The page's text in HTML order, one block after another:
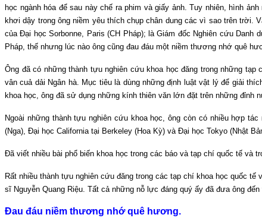
học ngành hóa để sau này chế ra phim và giấy ảnh. Tuy nhiên, hình
khơi dậy trong ông niềm yêu thích chụp chân dung các vì sao trên
của Đại học Sorbonne, Paris (CH Pháp); là Giám đốc Nghiên cứu
Pháp, thế nhưng lúc nào ông cũng đau đáu một niềm thương nhớ quê
Ông đã có những thành tựu nghiên cứu khoa học đăng trong những
vân cuả dải Ngân hà. Mục tiêu là dùng những định luật vật lý để giải
khoa học, ông đã sử dụng những kính thiên văn lớn đặt trên những đỉnh
Ngoài những thành tựu nghiên cứu khoa học, ông còn có nhiều hợp
(Nga), Đại học California tại Berkeley (Hoa Kỳ) và Đại học Tokyo (Nhật
Đã viết nhiều bài phổ biến khoa học trong các báo và tạp chí quốc tế và
Rất nhiều thành tựu nghiên cứu đăng trong các tạp chí khoa học quốc
sĩ Nguyễn Quang Riệu. Tất cả những nỗ lực đáng quý ấy đã đưa ông
Đau đáu niềm thương nhớ quê hương.